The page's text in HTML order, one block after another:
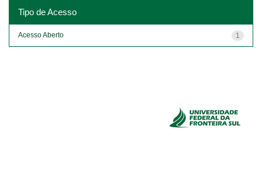
Tipo de Acesso
1
Acesso Aberto